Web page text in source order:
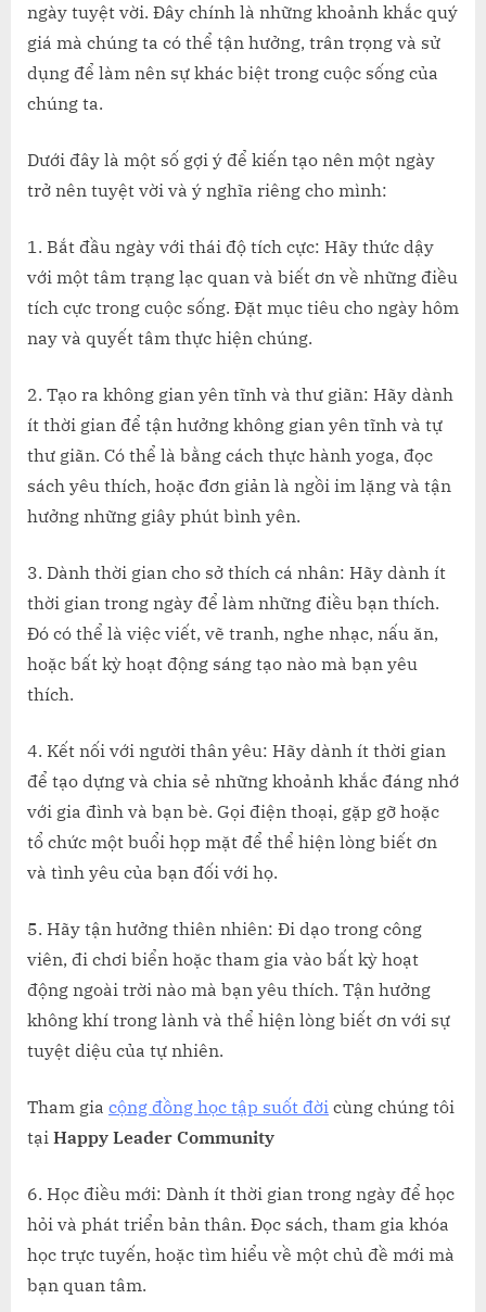
KIẾN
TẠO
NÊN
VỜI
MỖI
NGƯỜI?
ngày tuyệt vời. Đây chính là những khoảnh khắc quý
giá mà chúng ta có thể tận hưởng, trân trọng và sử
dụng để làm nên sự khác biệt trong cuộc sống của
chúng ta.
Dưới đây là một số gợi ý để kiến tạo nên một ngày
trở nên tuyệt vời và ý nghĩa riêng cho mình:
Bắt đầu ngày với thái độ tích cực: Hãy thức dậy
với một tâm trạng lạc quan và biết ơn về những điều
tích cực trong cuộc sống. Đặt mục tiêu cho ngày hôm
nay và quyết tâm thực hiện chúng.
2. Tạo ra không gian yên tĩnh và thư giãn: Hãy dành
ít thời gian để tận hưởng không gian yên tĩnh và tự
thư giãn. Có thể là bằng cách thực hành yoga, đọc
sách yêu thích, hoặc đơn giản là ngồi im lặng và tận
hưởng những giây phút bình yên.
3. Dành thời gian cho sở thích cá nhân: Hãy dành ít
thời gian trong ngày để làm những điều bạn thích.
Đó có thể là việc viết, vẽ tranh, nghe nhạc, nấu ăn,
hoặc bất kỳ hoạt động sáng tạo nào mà bạn yêu
thích.
4. Kết nối với người thân yêu: Hãy dành ít thời gian
để tạo dựng và chia sẻ những khoảnh khắc đáng nhớ
với gia đình và bạn bè. Gọi điện thoại, gặp gỡ hoặc
tổ chức một buổi họp mặt để thể hiện lòng biết ơn
và tình yêu của bạn đối với họ.
5. Hãy tận hưởng thiên nhiên: Đi dạo trong công
viên, đi chơi biển hoặc tham gia vào bất kỳ hoạt
động ngoài trời nào mà bạn yêu thích. Tận hưởng
không khí trong lành và thể hiện lòng biết ơn với sự
tuyệt diệu của tự nhiên.
Tham gia cộng đồng học tập suốt đời cùng chúng tôi
tại Happy Leader Community
6. Học điều mới: Dành ít thời gian trong ngày để học
hỏi và phát triển bản thân. Đọc sách, tham gia khóa
học trực tuyến, hoặc tìm hiểu về một chủ đề mới mà
bạn quan tâm.